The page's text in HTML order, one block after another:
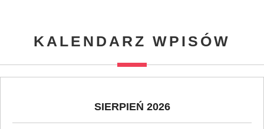
KALENDARZ WPISÓW
SIERPIEŃ 2026